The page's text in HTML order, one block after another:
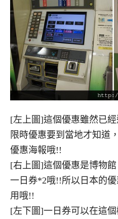
[左上圖]這個優惠雖然已
限時優惠要到當地才知道
優惠海報哦!!
[右上圖]這個優惠是博物
一日券*2哦!!所以日本的
用哦!!
[左 下 圖]一日券可以在這